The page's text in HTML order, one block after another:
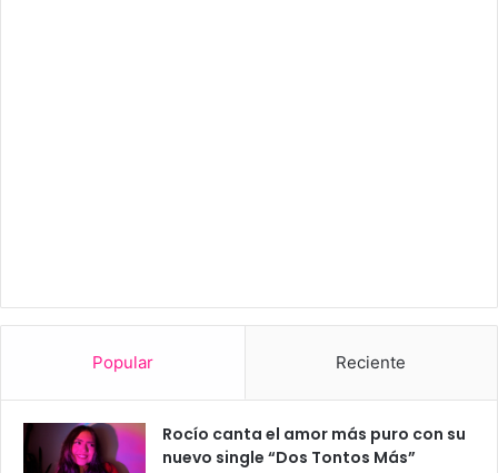
Popular Reciente
Rocío canta el amor más puro con su
nuevo single “Dos Tontos Más”